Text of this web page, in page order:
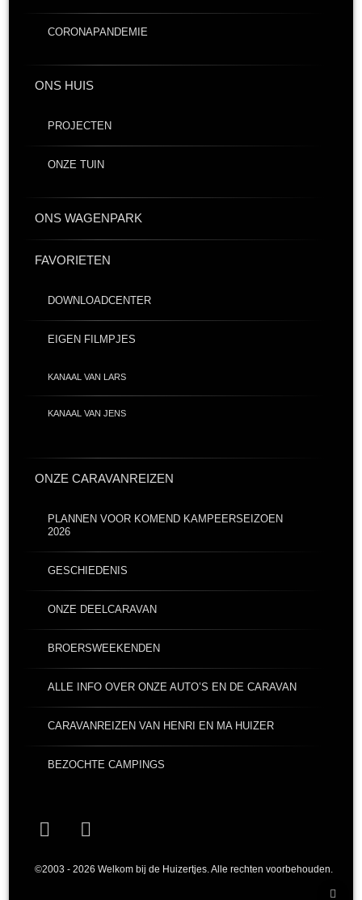
CORONAPANDEMIE
ONS HUIS
PROJECTEN
ONZE TUIN
ONS WAGENPARK
FAVORIETEN
DOWNLOADCENTER
EIGEN FILMPJES
KANAAL VAN LARS
KANAAL VAN JENS
ONZE CARAVANREIZEN
PLANNEN VOOR KOMEND KAMPEERSEIZOEN
2026
GESCHIEDENIS
ONZE DEELCARAVAN
BROERSWEEKENDEN
ALLE INFO OVER ONZE AUTO’S EN DE CARAVAN
CARAVANREIZEN VAN HENRI EN MA HUIZER
BEZOCHTE CAMPINGS
FacebookYouTube
©2003 - 2026 Welkom bij de Huizertjes. Alle rechten voorbehouden.